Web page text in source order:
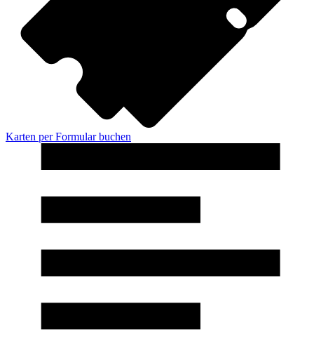
Karten per Formular buchen